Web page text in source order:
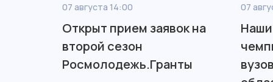
07 августа 14:00
Открыт прием заявок на
второй сезон
Росмолодежь.Гранты
07